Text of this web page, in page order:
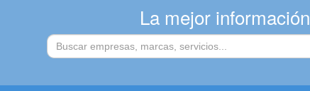
La mejor información